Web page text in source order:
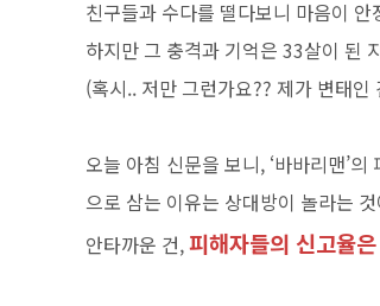
친구들과 수다를 떨다보니 마음이 안
하지만 그 충격과 기억은 33살이 된
(혹시.. 저만 그런가요?? 제가 변태인
오늘 아침 신문을 보니, ‘바바리맨’
으로 삼는 이유는 상대방이 놀라는
안타까운 건,피해자들의 신고율